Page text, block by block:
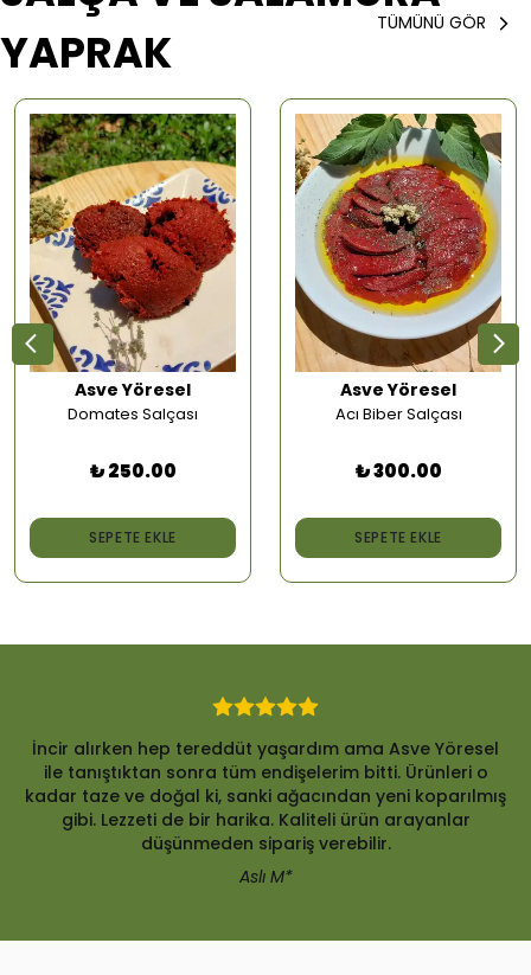
YAPRAK
TÜMÜNÜ GÖR
Asve Yöresel
Domates Salçası
₺ 250.00
SEPETE EKLE
Asve Yöresel
Acı Biber Salçası
₺ 300.00
SEPETE EKLE
İncir alırken hep tereddüt yaşardım ama Asve Yöresel
ile tanıştıktan sonra tüm endişelerim bitti. Ürünleri o
kadar taze ve doğal ki, sanki ağacından yeni koparılmış
gibi. Lezzeti de bir harika. Kaliteli ürün arayanlar
düşünmeden sipariş verebilir.
Aslı M*